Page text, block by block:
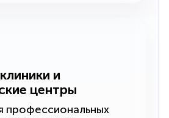
и
центры
профессиональных